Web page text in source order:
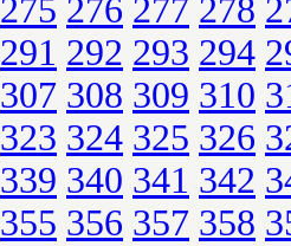
275 276 277 278
291 292 293 294
307 308 309 310
323 324 325 326
339 340 341 342
355 356 357 358